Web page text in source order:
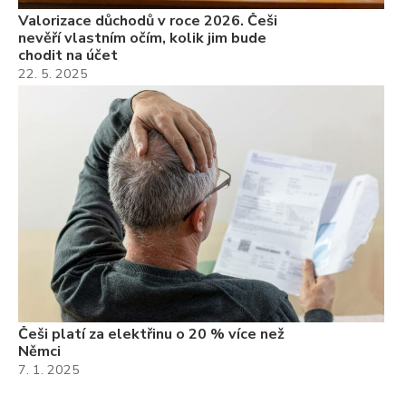
Valorizace důchodů v roce 2026. Češi
nevěří vlastním očím, kolik jim bude
chodit na účet
22. 5. 2025
Češi platí za elektřinu o 20 % více než
Němci
7. 1. 2025